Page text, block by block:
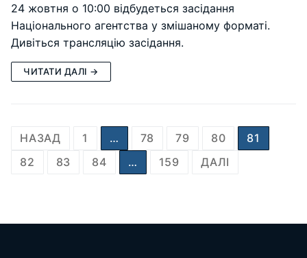
24 жовтня о 10:00 відбудеться засідання
Національного агентства у змішаному форматі.
Дивіться трансляцію засідання.
ЧИТАТИ ДАЛІ →
Пагінація
записів
НАЗАД 1 … 78 79 80
81
82
83 84 … 159 ДАЛІ